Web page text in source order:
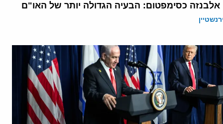
כסימפטום: הבעיה הגדולה יותר של האו"ם